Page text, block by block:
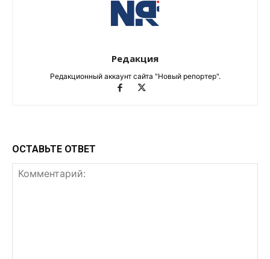
Редакция
Редакционный аккаунт сайта "Новый репортер".
ОСТАВЬТЕ ОТВЕТ